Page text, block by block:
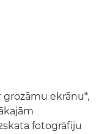
grozāmu ekrānu*,
fotogrāfiju